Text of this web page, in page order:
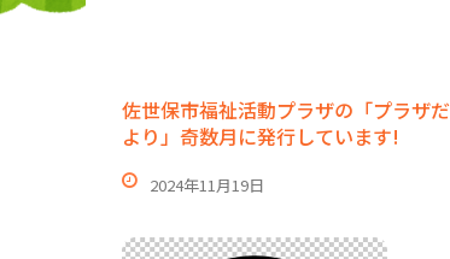
佐世保市福祉活動プラザの「プラザだ
より」奇数月に発行しています!
2024年11月19日